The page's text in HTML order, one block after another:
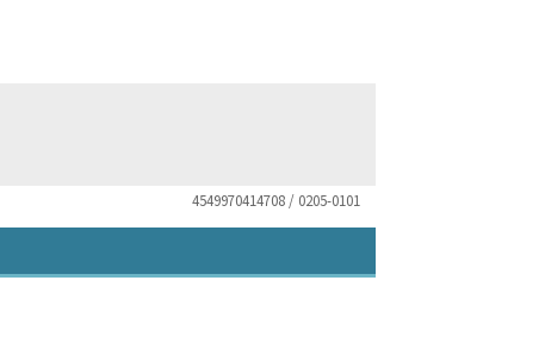
4549970414708 / 0205-0101